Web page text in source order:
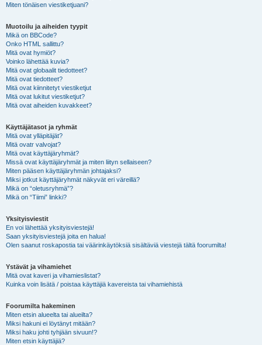
Miten tönäisen viestiketjuani?
Muotoilu ja aiheiden tyypit
Mikä on BBCode?
Onko HTML sallittu?
Mitä ovat hymiöt?
Voinko lähettää kuvia?
Mitä ovat globaalit tiedotteet?
Mitä ovat tiedotteet?
Mitä ovat kiinnitetyt viestiketjut
Mitä ovat lukitut viestiketjut?
Mitä ovat aiheiden kuvakkeet?
Käyttäjätasot ja ryhmät
Mitä ovat ylläpitäjät?
Mitä ovatr valvojat?
Mitä ovat käyttäjäryhmät?
Missä ovat käyttäjäryhmät ja miten liityn sellaiseen?
Miten pääsen käyttäjäryhmän johtajaksi?
Miksi jotkut käyttäjäryhmät näkyvät eri väreillä?
Mikä on “oletusryhmä”?
Mikä on “Tiimi” linkki?
Yksityisviestit
En voi lähettää yksityisviestejä!
Saan yksityisviestejä joita en halua!
Olen saanut roskapostia tai väärinkäytöksiä sisältäviä viestejä tältä foorumilta!
Ystävät ja vihamiehet
Mitä ovat kaveri ja vihamieslistat?
Kuinka voin lisätä / poistaa käyttäjiä kavereista tai vihamiehistä
Foorumilta hakeminen
Miten etsin alueelta tai alueilta?
Miksi hakuni ei löytänyt mitään?
Miksi haku johti tyhjään sivuun!?
Miten etsin käyttäjiä?